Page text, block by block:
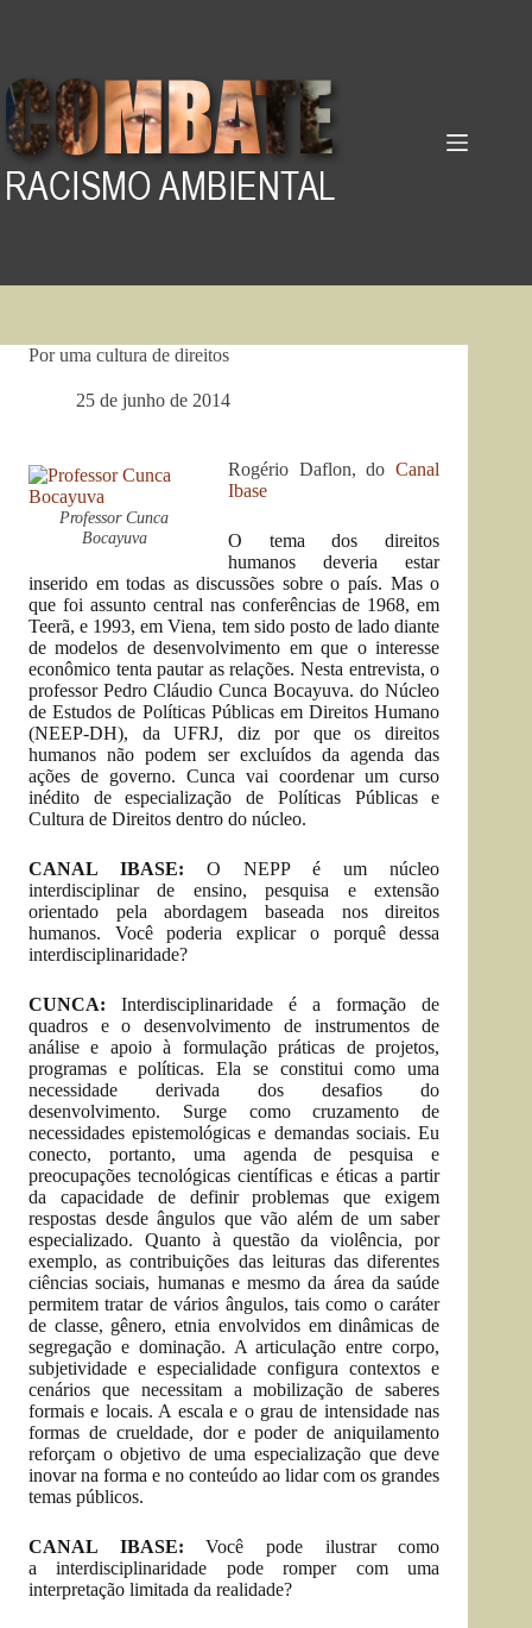
Por uma cultura de direitos
25 de junho de 2014
Professor Cunca
Bocayuva
Rogério Daflon, doCanal
Ibase
O tema dos direitos
humanos deveria estar
inserido em todas as discussões sobre o país. Mas o
que foi assunto central nas conferências de 1968, em
Teerã, e 1993, em Viena, tem sido posto de lado diante
de modelos de desenvolvimento em que o interesse
econômico tenta pautar as relações. Nesta entrevista, o
professor Pedro Cláudio Cunca Bocayuva. do Núcleo
de Estudos de Políticas Públicas em Direitos Humano
(NEEP-DH), da UFRJ, diz por que os direitos
humanos não podem ser excluídos da agenda das
ações de governo. Cunca vai coordenar um curso
inédito de especialização de Políticas Públicas e
Cultura de Direitos dentro do núcleo.
CANAL IBASE: O NEPP é um núcleo
interdisciplinar de ensino, pesquisa e extensão
orientado pela abordagem baseada nos direitos
humanos. Você poderia explicar o porquê dessa
interdisciplinaridade?
CUNCA: Interdisciplinaridade é a formação de
quadros e o desenvolvimento de instrumentos de
análise e apoio à formulação práticas de projetos,
programas e políticas. Ela se constitui como uma
necessidade derivada dos desafios do
desenvolvimento. Surge como cruzamento de
necessidades epistemológicas e demandas sociais. Eu
conecto, portanto, uma agenda de pesquisa e
preocupações tecnológicas científicas e éticas a partir
da capacidade de definir problemas que exigem
respostas desde ângulos que vão além de um saber
especializado. Quanto à questão da violência, por
exemplo, as contribuições das leituras das diferentes
ciências sociais, humanas e mesmo da área da saúde
permitem tratar de vários ângulos, tais como o caráter
de classe, gênero, etnia envolvidos em dinâmicas de
segregação e dominação. A articulação entre corpo,
subjetividade e especialidade configura contextos e
cenários que necessitam a mobilização de saberes
formais e locais. A escala e o grau de intensidade nas
formas de crueldade, dor e poder de aniquilamento
reforçam o objetivo de uma especialização que deve
inovar na forma e no conteúdo ao lidar com os grandes
temas públicos.
CANAL IBASE: Você pode ilustrar como
a interdisciplinaridade pode romper com uma
interpretação limitada da realidade?